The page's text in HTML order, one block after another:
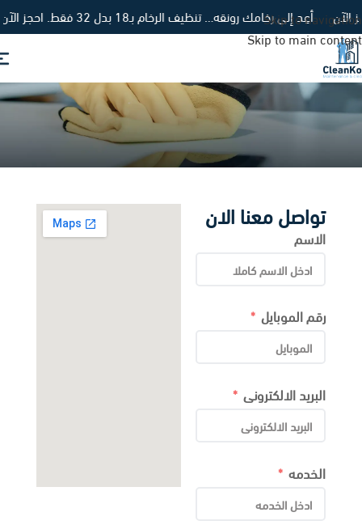
أعِد إلى رخامك رونقه… تنظيف الرخام بـ18 بدل 32 فقط. احجز الآنSkip to navigation
Skip to main content
تواصل معنا الان
الاسم
رقم الموبايل
البريد الالكترونى
الخدمه